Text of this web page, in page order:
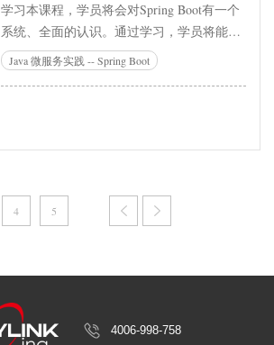
学习本课程，学员将会对Spring Boot有一个
系统、全面的认识。通过学习，学员将能掌
握相关的知识体系，并能够投入到项目实战
中去。 本课程采用实战优先的原则，讲解如
Java 微服务实践 -- Spring Boot
4 5
4006-998-758